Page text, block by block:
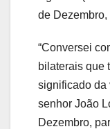
de Dezembro,
“Conversei
bilaterais que
significado da
senhor João
Dezembro,